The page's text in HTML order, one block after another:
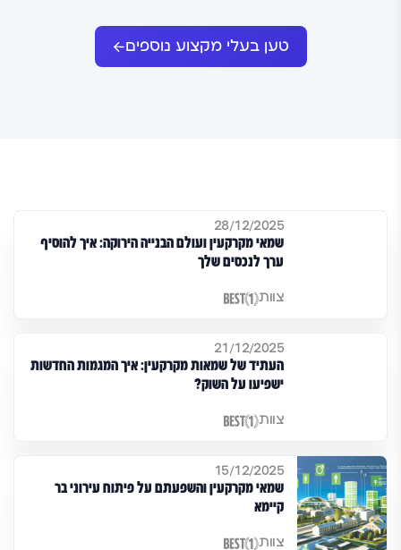
טען בעלי מקצוע נוספים
28/12/2025
שמאי מקרקעין ועולם הבנייה הירוקה: איך להוסיף
ערך לנכסים שלך
צוות
21/12/2025
העתיד של שמאות מקרקעין: איך המגמות החדשות
ישפיעו על השוק?
צוות
15/12/2025
שמאי מקרקעין והשפעתם על פיתוח עירוני בר
קיימא
צוות